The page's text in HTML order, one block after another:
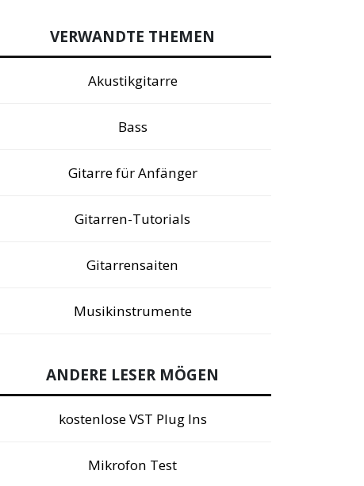
VERWANDTE THEMEN
Akustikgitarre
Bass
Gitarre für Anfänger
Gitarren-Tutorials
Gitarrensaiten
Musikinstrumente
ANDERE LESER MÖGEN
kostenlose VST Plug Ins
Mikrofon Test